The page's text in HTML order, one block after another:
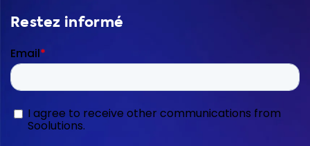
Restez informé